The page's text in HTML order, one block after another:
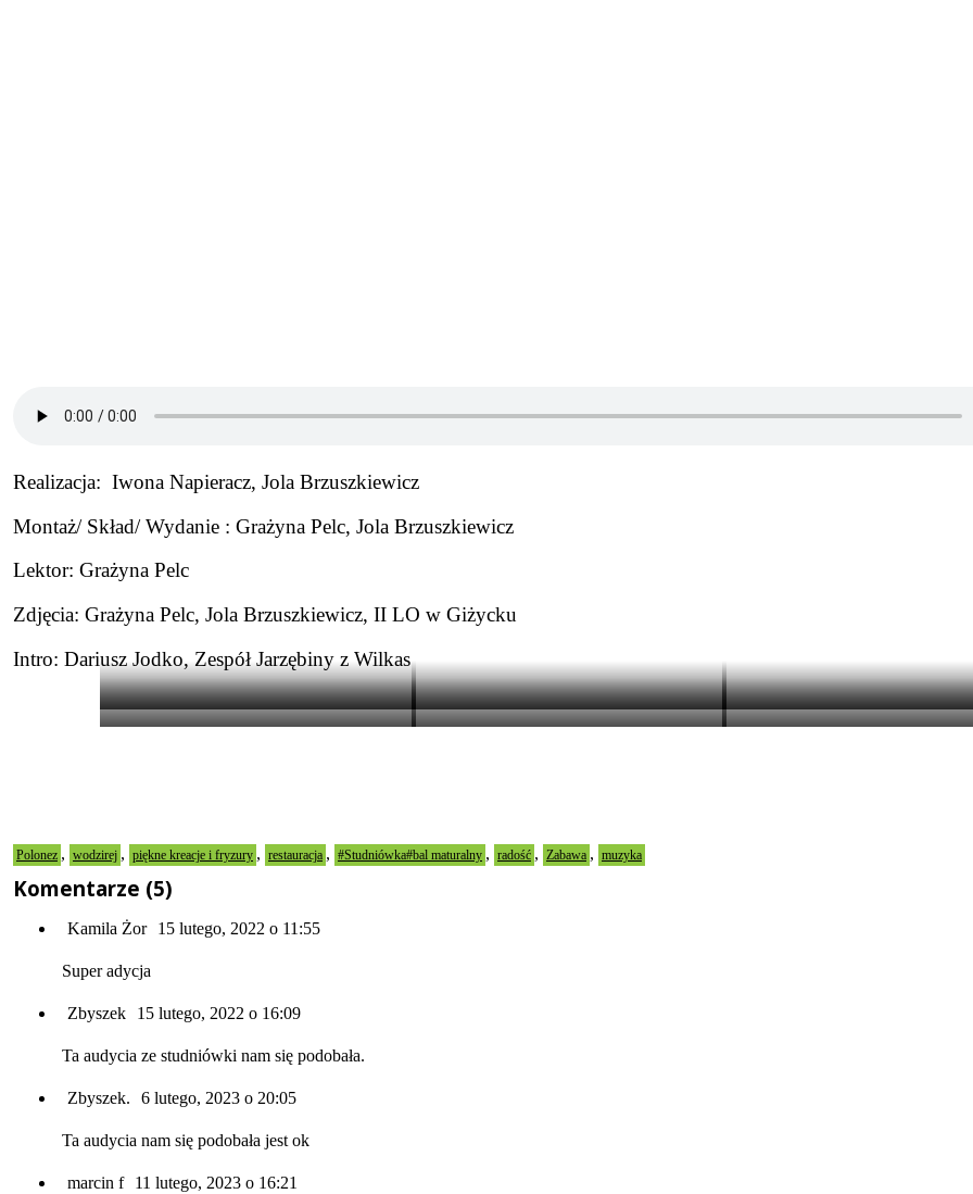
Realizacja: Iwona Napieracz, Jola Brzuszkiewicz
Montaż/ Skład/ Wydanie : Grażyna Pelc, Jola Brzuszkiewicz
Lektor: Grażyna Pelc
Zdjęcia: Grażyna Pelc, Jola Brzuszkiewicz, II LO w Giżycku
Intro: Dariusz Jodko, Zespół Jarzębiny z Wilkas
1975 1980
1980
Polonez , wodzirej , piękne kreacje i fryzury , restauracja , #Studniówka#bal maturalny , radość , Zabawa , muzyka
Komentarze (5)
Kamila Żor 15 lutego, 2022 o 11:55
Super adycja
Zbyszek 15 lutego, 2022 o 16:09
Ta audycia ze studniówki nam się podobała.
Zbyszek. 6 lutego, 2023 o 20:05
Ta audycia nam się podobała jest ok
marcin f 11 lutego, 2023 o 16:21